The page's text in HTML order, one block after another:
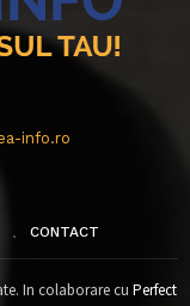
info.ro
CONTACT
In colaborare cu Perfect